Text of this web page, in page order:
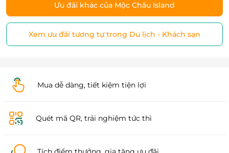
Ưu đãi khác của Mộc Châu Island
Xem ưu đãi tương tự trong Du lịch - Khách sạn
Mua dễ dàng, tiết kiệm tiện lợi
Quét mã QR, trải nghiệm tức thì